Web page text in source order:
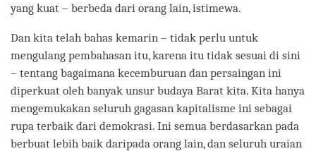
yang kuat – berbeda dari orang lain, istimewa.
Dan kita telah bahas kemarin – tidak perlu untuk
mengulang pembahasan itu, karena itu tidak sesuai di sini
– tentang bagaimana kecemburuan dan persaingan ini
diperkuat oleh banyak unsur budaya Barat kita. Kita hanya
mengemukakan seluruh gagasan kapitalisme ini sebagai
rupa terbaik dari demokrasi. Ini semua berdasarkan pada
berbuat lebih baik daripada orang lain, dan seluruh uraian